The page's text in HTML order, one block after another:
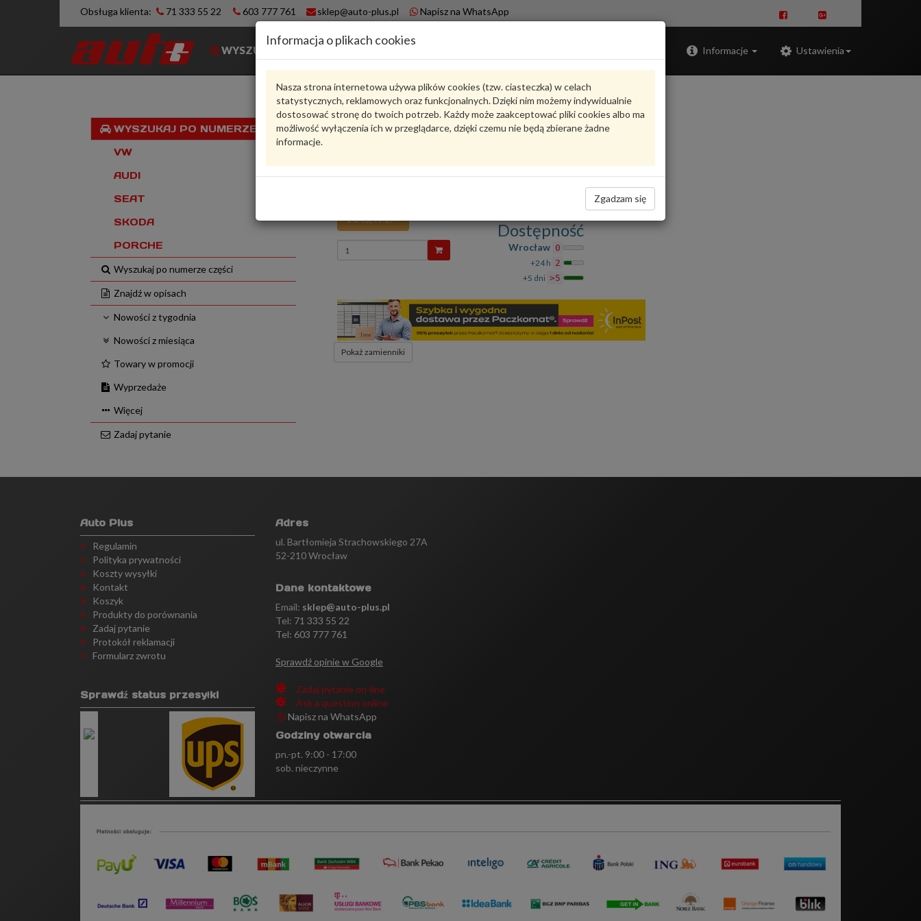
Obsługa klienta: 71 333 55 22 603 777 761 sklep@auto-plus.pl Napisz na WhatsApp
WYSZUKIWARKA Informacje Ustawienia
Informacja o plikach cookies
Nasza strona internetowa używa plików cookies (tzw. ciasteczka) w celach
statystycznych, reklamowych oraz funkcjonalnych. Dzięki nim możemy indywidualnie
dostosować stronę do twoich potrzeb. Każdy może zaakceptować pliki cookies albo ma
możliwość wyłączenia ich w przeglądarce, dzięki czemu nie będą zbierane żadne
informacje.
Zgadzam się
WYSZUKAJ PO NUMERZE VIN
VW
AUDI
SEAT
SKODA
PORCHE
Wyszukaj po numerze części
Znajdź w opisach
Nowości z tygodnia
Nowości z miesiąca
Towary w promocji
Wyprzedaże
Więcej
Zadaj pytanie
Karta produktu
VAG - produkt oryginalny VW AUDI SEAT SKODA
1 845,49 zł
Wprowadź
ilość
Dostępność
Wrocław 0
+24 h 2
+5 dni >5
Pokaż zamienniki
Auto Plus
Regulamin
Polityka prywatności
Koszty wysyłki
Kontakt
Koszyk
Produkty do porównania
Zadaj pytanie
Protokół reklamacji
Formularz zwrotu
Sprawdź status przesyłki
Adres
ul. Bartłomieja Strachowskiego 27A
52-210 Wrocław
Dane kontaktowe
Email: sklep@auto-plus.pl
Tel: 71 333 55 22
Tel: 603 777 761
Sprawdź opinie w Google
Zadaj pytanie on-line
Ask a question online
Napisz na WhatsApp
Godziny otwarcia
pn.-pt. 9:00 - 17:00
sob. nieczynne